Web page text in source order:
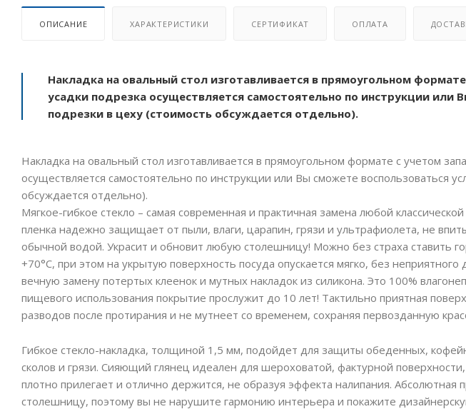
ОПИСАНИЕ ХАРАКТЕРИСТИКИ СЕРТИФИКАТ ОПЛАТА
Накладка на овальный стол изготавливается в прямоугольном
усадки подрезка осуществляется самостоятельно по инструкции или
подрезки в цеху (стоимость обсуждается отдельно).
Накладка на овальный стол изготавливается в прямоугольном формате с учетом
осуществляется самостоятельно по инструкции или Вы сможете воспользоваться
обсуждается отдельно).
Мягкое-гибкое стекло – самая современная и практичная замена любой
пленка надежно защищает от пыли, влаги, царапин, грязи и ультрафиолета, не
обычной водой. Украсит и обновит любую столешницу! Можно без страха ставить
+70°C, при этом на укрытую поверхность посуда опускается мягко, без неприятного
вечную замену потертых клеенок и мутных накладок из силикона. Это 100%
пищевого использования покрытие прослужит до 10 лет! Тактильно приятная
разводов после протирания и не мутнеет со временем, сохраняя первозданную
Гибкое стекло-накладка, толщиной 1,5 мм, подойдет для защиты обеденных,
сколов и грязи. Сияющий глянец идеален для шероховатой, фактурной
плотно прилегает и отлично держится, не образуя эффекта налипания. Абсолютная
столешницу, поэтому вы не нарушите гармонию интерьера и покажите